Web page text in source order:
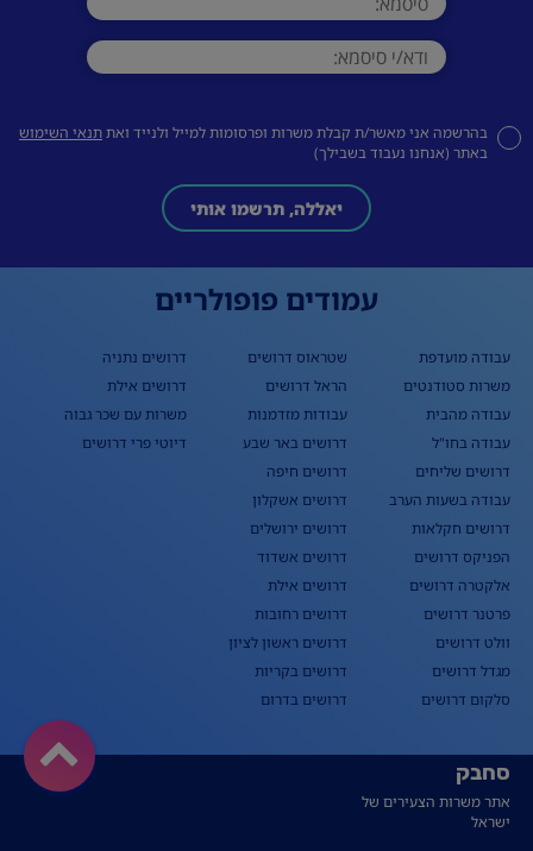
בהרשמה אני מאשר/ת קבלת משרות ופרסומות למייל ולנייד ואתתנאי השימוש
באתר (אנחנו נעבוד בשבילך)
יאללה, תרשמו אותי
עמודים פופולריים
עבודה מועדפת
משרות סטודנטים
עבודה מהבית
עבודה בחו"ל
דרושים שליחים
עבודה בשעות הערב
דרושים חקלאות
הפניקס דרושים
אלקטרה דרושים
פרטנר דרושים
וולט דרושים
מגדל דרושים
סלקום דרושים
שטראוס דרושים
הראל דרושים
עבודות מזדמנות
דרושים באר שבע
דרושים חיפה
דרושים אשקלון
דרושים ירושלים
דרושים אשדוד
דרושים אילת
דרושים רחובות
דרושים ראשון לציון
דרושים בקריות
דרושים בדרום
דרושים נתניה
דרושים אילת
משרות עם שכר גבוה
דיוטי פרי דרושים
סחבק
אתר משרות הצעירים של
ישראל